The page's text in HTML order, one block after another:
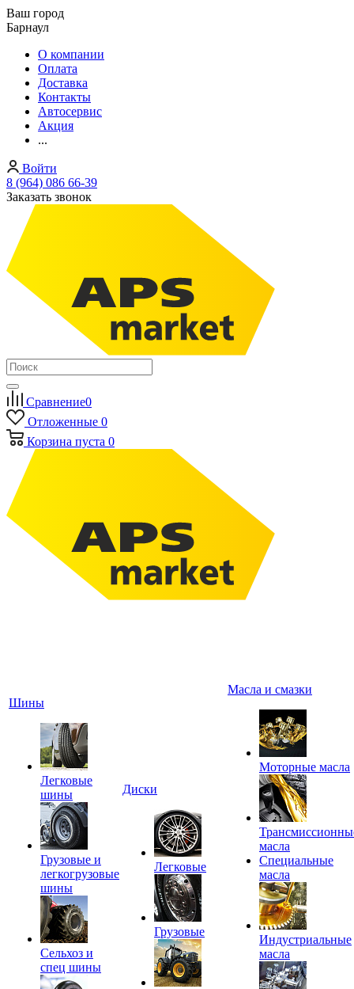
Ваш город
Барнаул
О компании
Оплата
Доставка
Контакты
Автосервис
Акция
...
Войти
8 (964) 086 66-39
Заказать звонок
Сравнение0
Отложенные 0
Корзина пуста 0
Шины
Легковые
шины
Грузовые и
легкогрузовые
шины
Сельхоз и
спец шины
Диски
Легковые
Грузовые
Масла и смазки
Моторные масла
масла
Специальные
масла
Индустриальные
масла